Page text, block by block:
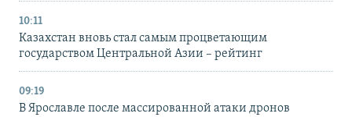
10:11
Казахстан вновь стал самым процветающим
государством Центральной Азии – рейтинг
09:19
В Ярославле после массированной атаки дронов